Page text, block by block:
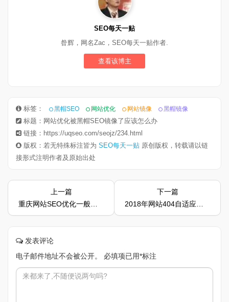
SEO每天一贴
昝辉，网名Zac，SEO每天一贴作者.
查看该博主
标签： 黑帽SEO 网站优化 网站镜像 黑帽镜像
标题：网站优化被黑帽SEO镜像了应该怎么办
链接：https://uqseo.com/seojz/234.html
版权：若无特殊标注皆为 SEO每天一贴 原创版权，转载请以链
接形式注明作者及原始出处
上一篇
重庆网站SEO优化一般需要考虑哪些方面
下一篇
2018年网站404自适应美化页面模版分享
发表评论
电子邮件地址不会被公开。
必填项已用*标注